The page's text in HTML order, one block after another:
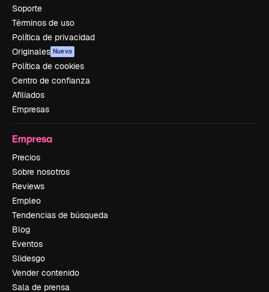
Soporte
Términos de uso
Política de privacidad
Originales Nuevo
Política de cookies
Centro de confianza
Afiliados
Empresas
Empresa
Precios
Sobre nosotros
Reviews
Empleo
Tendencias de búsqueda
Blog
Eventos
Slidesgo
Vender contenido
Sala de prensa